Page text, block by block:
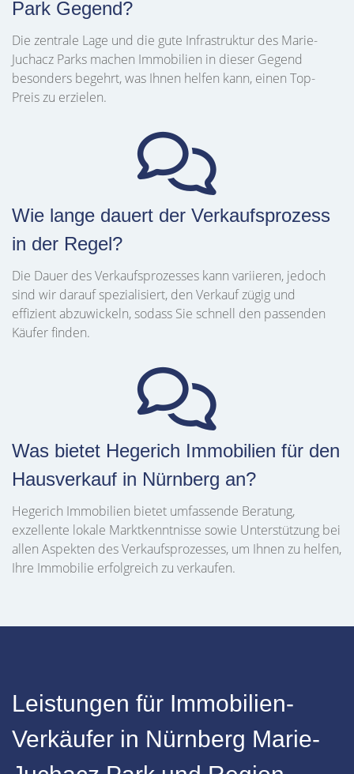
Park Gegend?
Die zentrale Lage und die gute Infrastruktur des Marie-
Juchacz Parks machen Immobilien in dieser Gegend
besonders begehrt, was Ihnen helfen kann, einen Top-
Preis zu erzielen.
Wie lange dauert der Verkaufsprozess
in der Regel?
Die Dauer des Verkaufsprozesses kann variieren, jedoch
sind wir darauf spezialisiert, den Verkauf zügig und
effizient abzuwickeln, sodass Sie schnell den passenden
Käufer finden.
Was bietet Hegerich Immobilien für den
Hausverkauf in Nürnberg an?
Hegerich Immobilien bietet umfassende Beratung,
exzellente lokale Marktkenntnisse sowie Unterstützung bei
allen Aspekten des Verkaufsprozesses, um Ihnen zu helfen,
Ihre Immobilie erfolgreich zu verkaufen.
Leistungen für Immobilien-
Verkäufer in Nürnberg Marie-